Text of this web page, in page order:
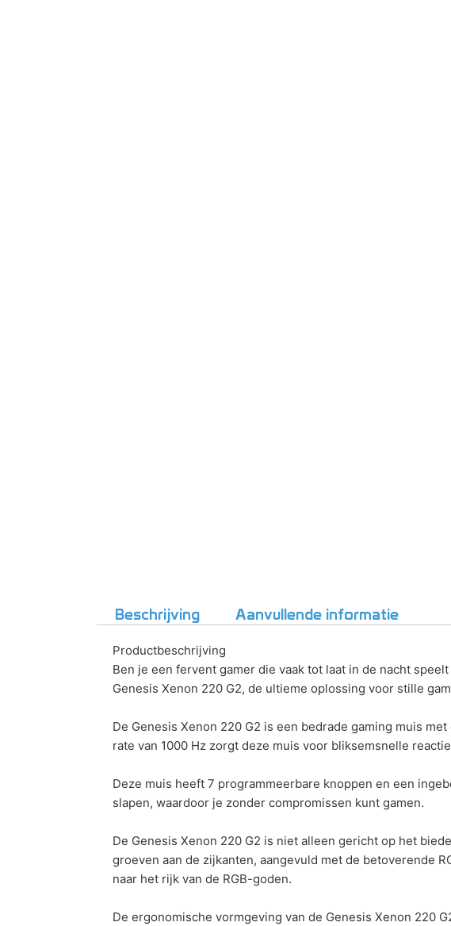
Beschrijving Aanvullende informatie
Productbeschrijving
Ben je een fervent gamer die vaak tot laat in de nacht
Genesis Xenon 220 G2, de ultieme oplossing voor stille
De Genesis Xenon 220 G2 is een bedrade gaming muis
rate van 1000 Hz zorgt deze muis voor bliksemsnelle
Deze muis heeft 7 programmeerbare knoppen en een
slapen, waardoor je zonder compromissen kunt gamen.
De Genesis Xenon 220 G2 is niet alleen gericht op het
groeven aan de zijkanten, aangevuld met de betoverende
naar het rijk van de RGB-goden.
De ergonomische vormgeving van de Genesis Xenon 220